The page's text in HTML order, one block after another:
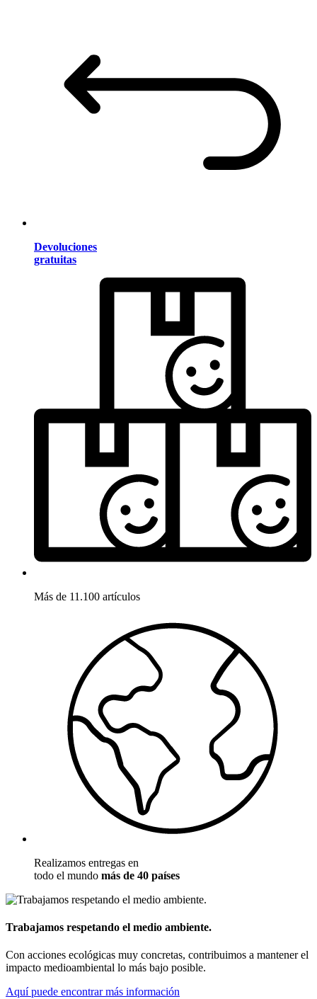
Devoluciones
gratuitas
Más de 11.100 artículos
Realizamos entregas en
todo el mundo más de 40 países
Trabajamos respetando el medio ambiente.
Con acciones ecológicas muy concretas, contribuimos a mantener el
impacto medioambiental lo más bajo posible.
Aquí puede encontrar más información